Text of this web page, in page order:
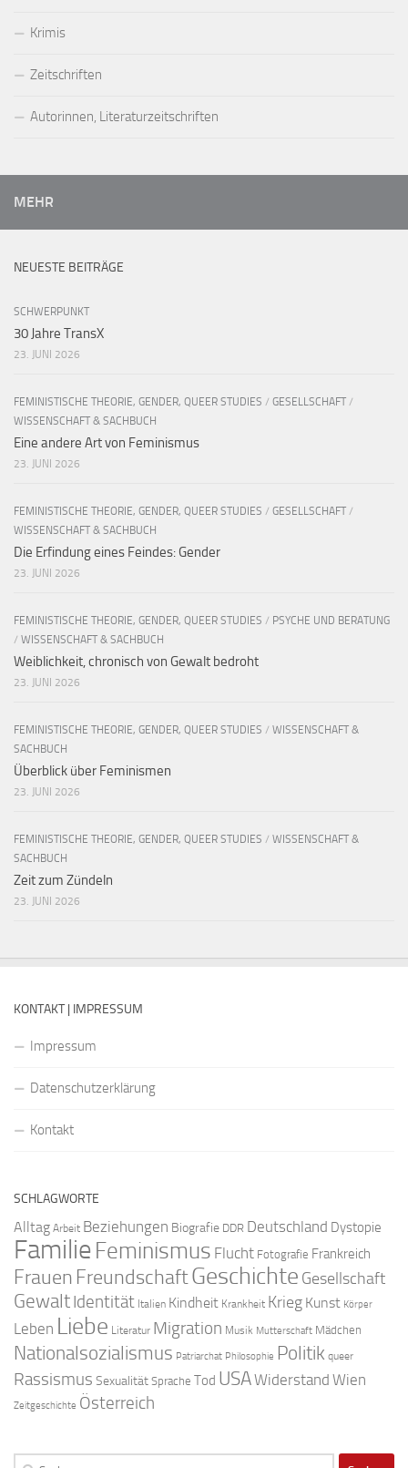
Krimis
Zeitschriften
Autorinnen, Literaturzeitschriften
MEHR
NEUESTE BEITRÄGE
SCHWERPUNKT
30 Jahre TransX
23. JUNI 2026
FEMINISTISCHE THEORIE, GENDER, QUEER STUDIES / GESELLSCHAFT /
WISSENSCHAFT & SACHBUCH
Eine andere Art von Feminismus
23. JUNI 2026
FEMINISTISCHE THEORIE, GENDER, QUEER STUDIES / GESELLSCHAFT /
WISSENSCHAFT & SACHBUCH
Die Erfindung eines Feindes: Gender
23. JUNI 2026
FEMINISTISCHE THEORIE, GENDER, QUEER STUDIES / PSYCHE UND BERATUNG
/ WISSENSCHAFT & SACHBUCH
Weiblichkeit, chronisch von Gewalt bedroht
23. JUNI 2026
FEMINISTISCHE THEORIE, GENDER, QUEER STUDIES / WISSENSCHAFT &
SACHBUCH
Überblick über Feminismen
23. JUNI 2026
FEMINISTISCHE THEORIE, GENDER, QUEER STUDIES / WISSENSCHAFT &
SACHBUCH
Zeit zum Zündeln
23. JUNI 2026
KONTAKT | IMPRESSUM
Impressum
Datenschutzerklärung
Kontakt
SCHLAGWORTE
Alltag Arbeit Beziehungen Biografie DDR Deutschland Dystopie
FamilieFeminismus Flucht Fotografie Frankreich
Frauen FreundschaftGeschichte Gesellschaft
GewaltIdentität Italien Kindheit Krankheit Krieg Kunst Körper
Leben Liebe Literatur Migration Musik Mutterschaft Mädchen
Nationalsozialismus Patriarchat Philosophie Politik queer
Rassismus SexualitätSprache Tod USAWiderstand Wien
Zeitgeschichte Österreich
Suchen